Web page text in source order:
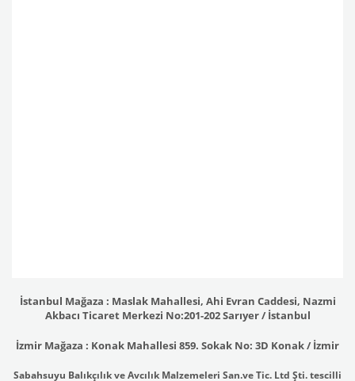
İstanbul Mağaza : Maslak Mahallesi, Ahi Evran Caddesi, Nazmi
Akbacı Ticaret Merkezi No:201-202 Sarıyer / İstanbul
İzmir Mağaza : Konak Mahallesi 859. Sokak No: 3D Konak / İzmir
Sabahsuyu Balıkçılık ve Avcılık Malzemeleri San.ve Tic. Ltd Şti. tescilli